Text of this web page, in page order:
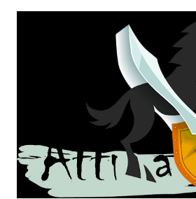
Ahora solo necesitamos una
en dispositivos móviles y que nos
configuración del juego y actualice las
proyecto. Clase de los datos de
System.Collections.Generic; using
public class PlayerInfo { public int
gameDateFirstTime; public string
public int sessionsCount = 0; publi...